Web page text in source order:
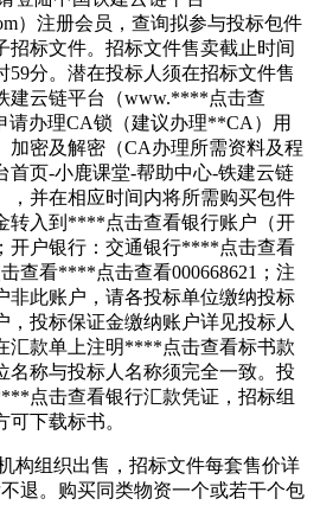
）注册会员，查询拟参与投标包件
招标文件。招标文件售卖截止时间
59分。潜在投标人须在招标文件售
建云链平台（www.****点击查
请办理CA锁（建议办理**CA）用
加密及解密（CA办理所需资料及程
首页-小鹿课堂-帮助中心-铁建云链
，并在相应时间内将所需购买包件
转入到****点击查看银行账户（开
；开户银行：交通银行****点击查看
查看****点击查看000668621；注
非此账户，请各投标单位缴纳投标
，投标保证金缴纳账户详见投标人
汇款单上注明****点击查看标书款
名称与投标人名称须完全一致。投
点击查看银行汇款凭证，招标组
下载标书。
构组织出售，招标文件每套售价详
退。购买同类物资一个或若干个包